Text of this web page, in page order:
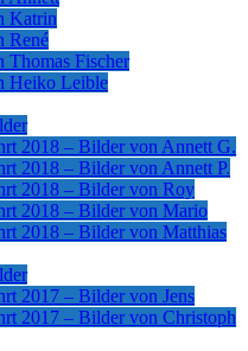
Katrin
René
Thomas Fischer
Heiko Leible
2018 – Bilder von Annett G.
2018 – Bilder von Annett P.
2018 – Bilder von Roy
2018 – Bilder von Mario
2018 – Bilder von Matthias
2017 – Bilder von Jens
2017 – Bilder von Christoph